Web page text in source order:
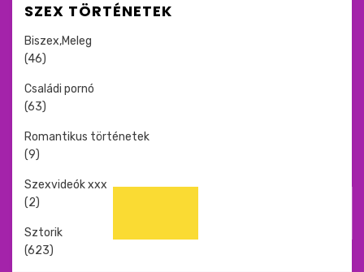
SZEX TÖRTÉNETEK
Biszex,Meleg
(46)
Családi pornó
(63)
Romantikus történetek
(9)
Szexvideók xxx
(2)
Sztorik
(623)